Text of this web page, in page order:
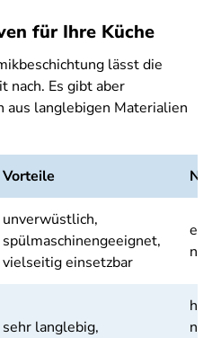
für Ihre Küche
lässt die
nach. Es gibt aber
langlebigen Materialien
Vorteile
unverwüstlich,
spülmaschinengeeignet,
vielseitig einsetzbar
sehr langlebig,